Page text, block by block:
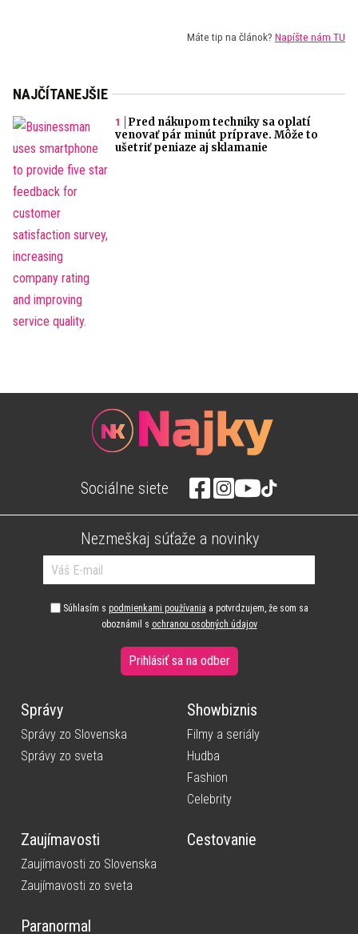
Máte tip na článok? Napíšte nám TU
NAJČÍTANEJŠIE
Pred nákupom techniky sa oplatí
venovať pár minút príprave. Môže to
ušetriť peniaze aj sklamanie
Sociálne siete
Nezmeškaj súťaže a novinky
Súhlasím s podmienkami používania a potvrdzujem, že som sa
oboznámil s ochranou osobných údajov
Prihlásiť sa na odber
Správy
Správy zo Slovenska
Správy zo sveta
Showbiznis
Filmy a seriály
Hudba
Fashion
Celebrity
Zaujímavosti
Zaujímavosti zo Slovenska
Zaujímavosti zo sveta
Cestovanie
Paranormal